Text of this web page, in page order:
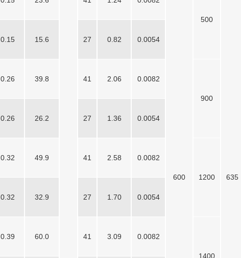
600
500
635
0.15 15.6 27 0.82 0.0054
0.26 39.8 41 2.06 0.0082
900
0.26 26.2 27 1.36 0.0054
0.32 49.9 41 2.58 0.0082
1200
0.32 32.9 27 1.70 0.0054
0.39 60.0 41 3.09 0.0082
1400